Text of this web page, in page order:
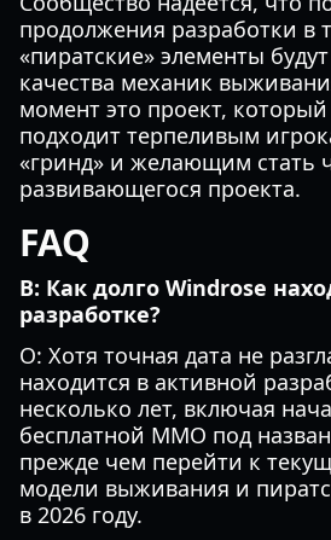
продолжения разработки в
«пиратские» элементы
качества механик
момент это проект,
подходит терпеливым
«гринд» и желающим стать
развивающегося проекта.
FAQ
В: Как долго Windrose
разработке?
О: Хотя точная дата не
находится в активной
несколько лет, включая
бесплатной MMO под
прежде чем перейти к
модели выживания и
в 2026 году.